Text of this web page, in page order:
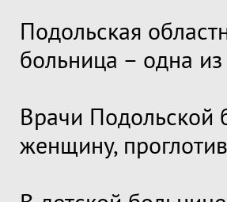
Подольская
больница – одна
Врачи Подольской
женщину,